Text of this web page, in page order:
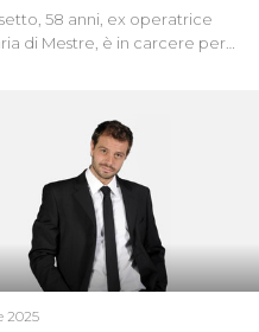
58 anni, ex operatrice
di Mestre, è in carcere per
innocente. Nel 2015
confessa lo stesso delitto, poi
colpevoli per un solo omicidio:
o giustizia cieca?
2025